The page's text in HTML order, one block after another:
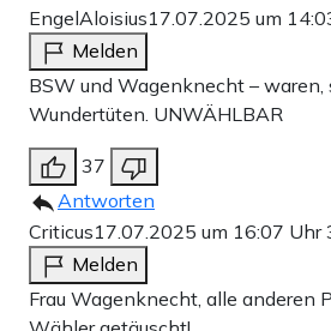
EngelAloisius17.07.2025 um
Melden
BSW und Wagenknecht – waren,
Wundertüten. UNWÄHLBAR
37
Antworten
Criticus17.07.2025 um 16:07 Uhr
Melden
Frau Wagenknecht, alle anderen